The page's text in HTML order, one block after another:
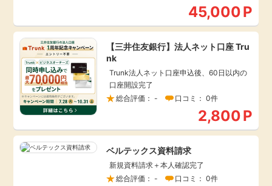
モニター
ポイ活お得情報
お友達紹介
カード比較
美容・健康
月額有料サービス
家計の固定費
45,000P
【三井住友銀行】法人ネット口座 Tru
nk
Trunk法人ネット口座申込後、60日以内の
口座開設完了
総合評価： -
口コミ： 0件
2,800P
ベルテックス資料請求
新規資料請求＋本人確認完了
総合評価： -
口コミ： 0件